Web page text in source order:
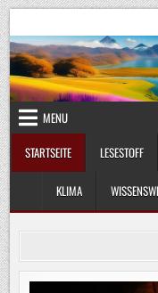
Skip
to
content
MENU
STARTSEITE
LESESTOFF
KLIMA